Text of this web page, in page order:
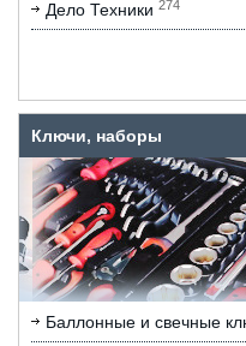
Дело Техники 274
Ключи, наборы
Баллонные и свечные